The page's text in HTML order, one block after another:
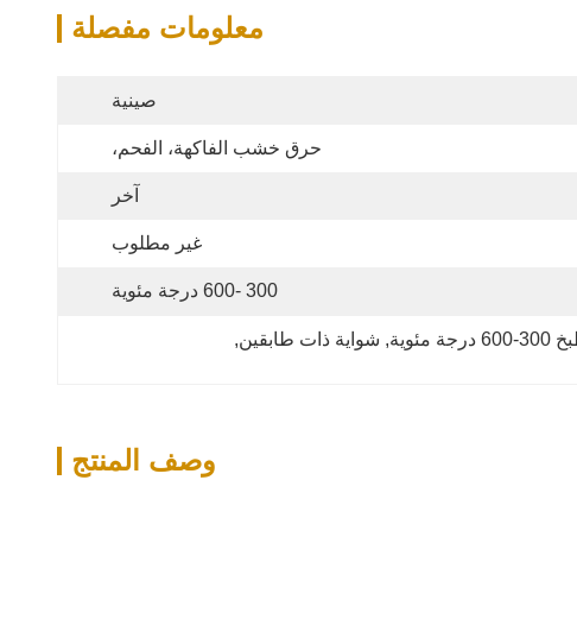
معلومات مفصلة
صينية
حرق خشب الفاكهة، الفحم،
آخر
غير مطلوب
300 -600 درجة مئوية
, شواية ذات طابقين,
وصف المنتج